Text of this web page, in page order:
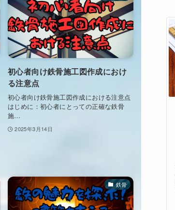
初心者向け鉄骨施工図作成におけ
る注意点
初心者向け鉄骨施工図作成における注意点
はじめに：初心者にとっての正確な鉄骨
施…
2025年3月14日
鉄骨